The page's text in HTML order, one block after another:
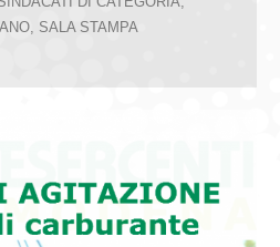
SALA STAMPA